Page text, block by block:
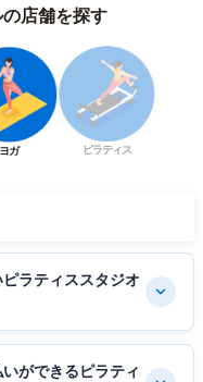
店舗を探す
ヨガ ピラティス
ラティススタジオ
ができるピラティ